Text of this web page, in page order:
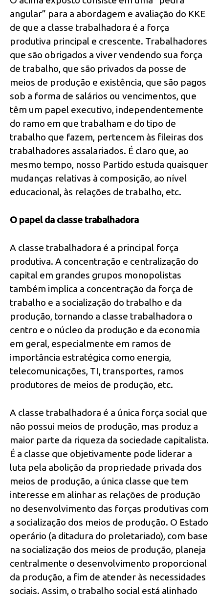
angular” para a abordagem e avaliação do KKE
de que a classe trabalhadora é a força
produtiva principal e crescente. Trabalhadores
que são obrigados a viver vendendo sua força
de trabalho, que são privados da posse de
meios de produção e existência, que são pagos
sob a forma de salários ou vencimentos, que
têm um papel executivo, independentemente
do ramo em que trabalham e do tipo de
trabalho que fazem, pertencem às fileiras dos
trabalhadores assalariados. É claro que, ao
mesmo tempo, nosso Partido estuda quaisquer
mudanças relativas à composição, ao nível
educacional, às relações de trabalho, etc.
O papel da classe trabalhadora
A classe trabalhadora é a principal força
produtiva. A concentração e centralização do
capital em grandes grupos monopolistas
também implica a concentração da força de
trabalho e a socialização do trabalho e da
produção, tornando a classe trabalhadora o
centro e o núcleo da produção e da economia
em geral, especialmente em ramos de
importância estratégica como energia,
telecomunicações, TI, transportes, ramos
produtores de meios de produção, etc.
A classe trabalhadora é a única força social que
não possui meios de produção, mas produz a
maior parte da riqueza da sociedade capitalista.
É a classe que objetivamente pode liderar a
luta pela abolição da propriedade privada dos
meios de produção, a única classe que tem
interesse em alinhar as relações de produção
no desenvolvimento das forças produtivas com
a socialização dos meios de produção. O Estado
operário (a ditadura do proletariado), com base
na socialização dos meios de produção, planeja
centralmente o desenvolvimento proporcional
da produção, a fim de atender às necessidades
sociais. Assim, o trabalho social está alinhado